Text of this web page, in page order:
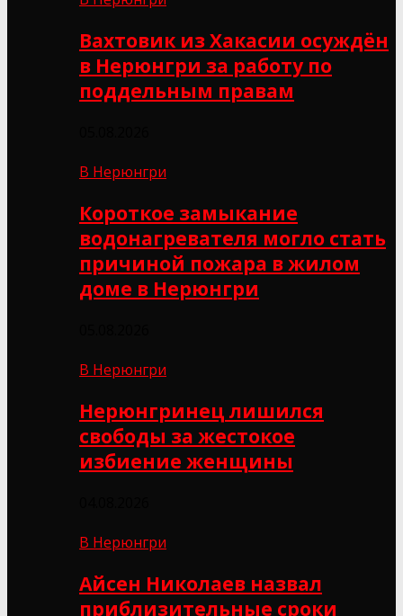
Вахтовик из Хакасии осуждён
в Нерюнгри за работу по
поддельным правам
В Нерюнгри
Короткое замыкание
водонагревателя могло стать
причиной пожара в жилом
доме в Нерюнгри
В Нерюнгри
Нерюнгринец лишился
свободы за жестокое
избиение женщины
В Нерюнгри
Айсен Николаев назвал
приблизительные сроки